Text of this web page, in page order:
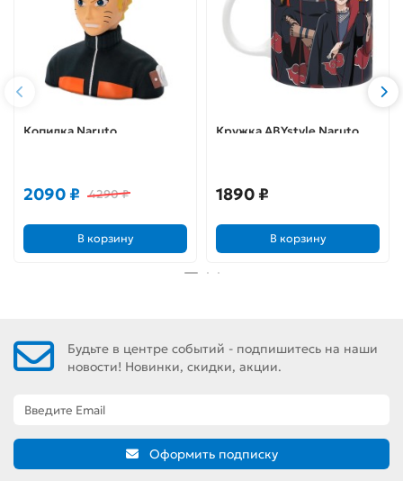
Копилка Naruto
2090 ₽ 4290 ₽
В корзину
Кружка ABYstyle Naruto
1890 ₽
В корзину
Будьте в центре событий - подпишитесь на наши
новости! Новинки, скидки, акции.
Оформить подписку